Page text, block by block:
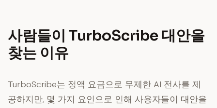
사람들이 TurboScribe 대안을
찾는 이유
TurboScribe는 정액 요금으로 무제한 AI 전사를 제
공하지만, 몇 가지 요인으로 인해 사용자들이 대안을